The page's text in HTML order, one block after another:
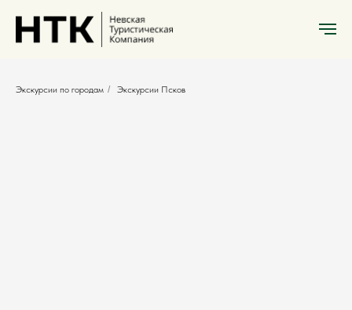
Экскурсии по городам / Экскурсии Псков